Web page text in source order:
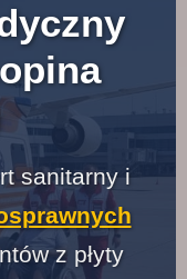
sanitarny i
z płyty